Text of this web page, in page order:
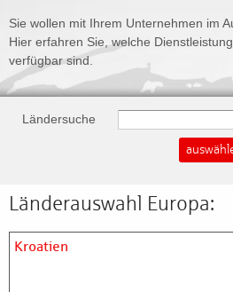
Sie wollen mit Ihrem Unternehmen im
Hier erfahren Sie, welche
verfügbar sind.
Ländersuche
Länderauswahl Europa:
Kroatien